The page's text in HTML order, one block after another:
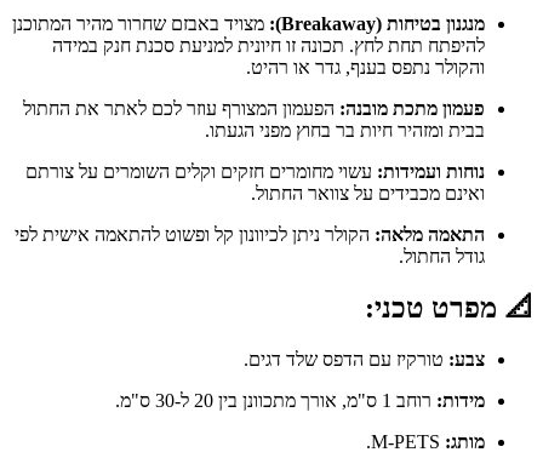
מנגנון בטיחות (Breakaway):
מצויד באבזם שחרור מהיר המתוכנן
להיפתח תחת לחץ. תכונה זו חיונית למניעת סכנת חנק במידה
והקולר נתפס בענף, גדר או רהיט.
פעמון מתכת מובנה: הפעמון המצורף עוזר לכם לאתר את החתול
בבית ומזהיר חיות בר בחוץ מפני הגעתו.
נוחות ועמידות: עשוי מחומרים חזקים וקלים השומרים על צורתם
ואינם מכבידים על צוואר החתול.
התאמה מלאה: הקולר ניתן לכיוונון קל ופשוט להתאמה אישית לפי
גודל החתול.
📐 מפרט טכני:
צבע: טורקיז עם הדפס שלד דגים.
מידות: רוחב 1 ס"מ, אורך מתכוונן בין 20 ל-30 ס"מ.
מותג: